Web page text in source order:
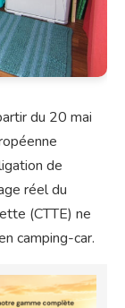
du 20 mai
de
réel du
(CTTE) ne
camping-car.